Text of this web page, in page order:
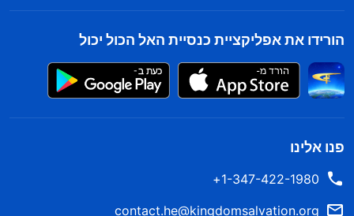
הורידו את אפליקציית כנסיית האל הכול יכול
פנו אלינו
1-347-422-1980+
contact.he@kingdomsalvation.org